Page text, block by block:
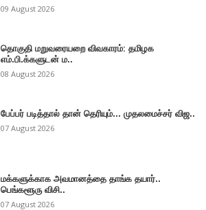
09 August 2026
தொகுதி மறுவரையறை விவகாரம்: தமிழக
எம்.பி.க்களுடன் ம..
08 August 2026
பேப்பர் படித்தால் தான் தெரியும்... முதலமைச்சர் விஜ..
07 August 2026
மக்களுக்காக அவமானத்தை தாங்க தயார்..
பெங்களூரு விசி..
07 August 2026